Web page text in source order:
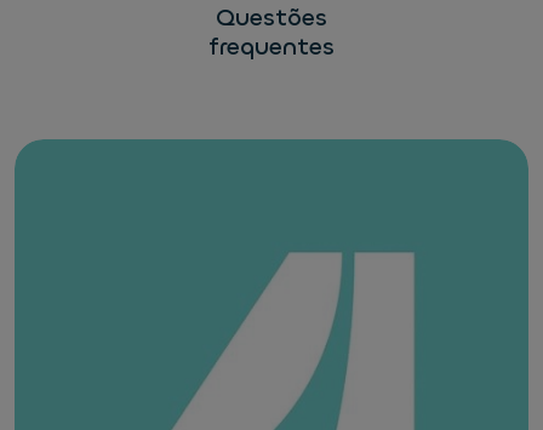
Questões
frequentes